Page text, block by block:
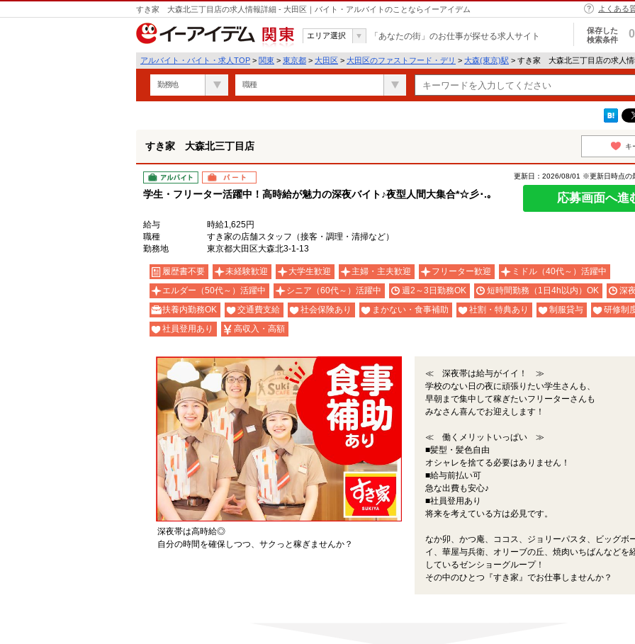
すき家 大森北三丁目店の求人情報詳細 - 大田区｜バイト・アルバイトのことならイーアイデム よくある
関東
エリア選択 「あなたの街」のお仕事が探せる求人サイト
保存した
検索条件
0
アルバイト・バイト・求人TOP > 関東 > 東京都 > 大田区 > 大田区のファストフード・デリ > 大森(東京)駅 > すき家 大森北三丁目店の求人
勤務地 職種
すき家 大森北三丁目店 キ
アルバイト パート
学生・フリーター活躍中！高時給が魅力の深夜バイト♪夜型人間大集合*☆彡･.｡
更新日：2026/08/01 ※更新日時点の
応募画面へ進
給与
時給1,625円
職種
すき家の店舗スタッフ（接客・調理・清掃など）
勤務地
東京都大田区大森北3-1-13
履歴書不要 未経験歓迎 大学生歓迎 主婦・主夫歓迎 フリーター歓迎
ミドル（40代～）活躍中
エルダー（50代～）活躍中
シニア（60代～）活躍中 週2～3日勤務OK 短時間勤務（1日4h以内）OK
深
扶養内勤務OK
交通費支給 社会保険あり まかない・食事補助 社割・特典あり 制服貸与
研修制
社員登用あり
高収入・高額
深夜帯は高時給◎
自分の時間を確保しつつ、サクっと稼ぎませんか？
≪ 深夜帯は給与がイイ！ ≫
学校のない日の夜に頑張りたい学生さんも、
早朝まで集中して稼ぎたいフリーターさんも
みなさん喜んでお迎えします！
≪ 働くメリットいっぱい ≫
■髪型・髪色自由
オシャレを捨てる必要はありません！
■給与前払い可
急な出費も安心♪
■社員登用あり
将来を考えている方は必見です。
なか卯、かつ庵、ココス、ジョリーパスタ、ビッグボ
イ、華屋与兵衛、オリーブの丘、焼肉いちばんなどを
しているゼンショーグループ！
その中のひとつ『すき家』でお仕事しませんか？